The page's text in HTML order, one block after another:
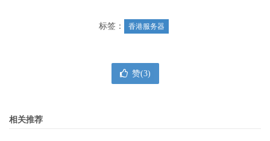
标签： 香港服务器
赞(3)
相关推荐